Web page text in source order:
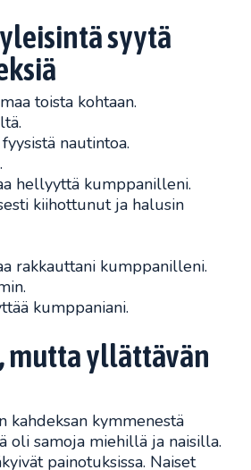
syytä
toista kohtaan.
nautintoa.
hellyyttä kumppanilleni.
kiihottunut ja halusin
rakkauttani kumppanilleni.
kumppaniani.
mutta yllättävän
kahdeksan kymmenestä
oli samoja miehillä ja naisilla.
painotuksissa. Naiset